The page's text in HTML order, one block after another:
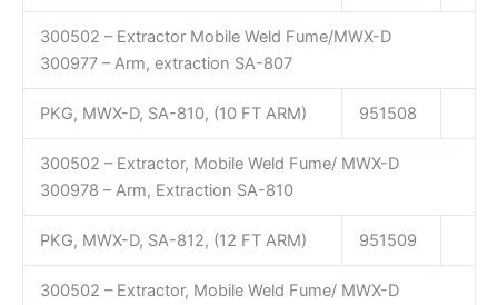
300502 – Extractor Mobile Weld Fume/MWX-D
300977 – Arm, extraction SA-807
PKG, MWX-D, SA-810, (10 FT ARM) 951508
300502 – Extractor, Mobile Weld Fume/ MWX-D
300978 – Arm, Extraction SA-810
PKG, MWX-D, SA-812, (12 FT ARM) 951509
300502 – Extractor, Mobile Weld Fume/ MWX-D